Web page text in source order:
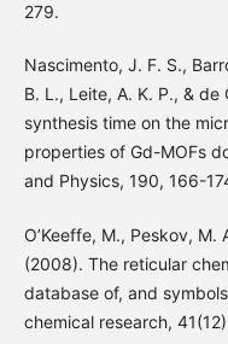
279.
Nascimento, J. F. S.,
B. L., Leite, A. K. P., &
synthesis time on the
properties of Gd-MOFs
and Physics, 190, 166-
O’Keeffe, M., Peskov, M.
(2008). The reticular
database of, and
chemical research,